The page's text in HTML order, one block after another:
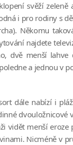
svěží
i pro rodiny s
Někomu
najdete
dvě menší lahve
a jednou v
dále nabízí i
dvouložnicové
vidět menší eroze
Nicméně v